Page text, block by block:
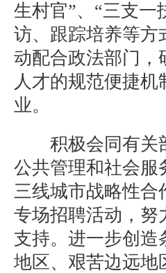
生村官”、“三支一
访、跟踪培养等方
动配合政法部门，
人才的规范便捷
业。
积极会同有关部
公共管理和社会服
三线城市战略性合
专场招聘活动，努
支持。进一步创造
地区、艰苦边远地